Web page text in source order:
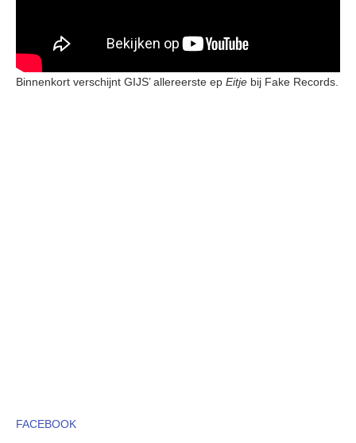
Binnenkort verschijnt GIJS’ allereerste ep Eitje bij Fake Records.
FACEBOOK